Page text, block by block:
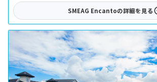
SMEAG Encantoの詳細を見る